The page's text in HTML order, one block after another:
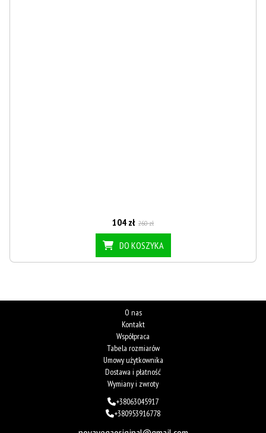
104 zł 260 zł
DO KOSZYKA
O nas
Kontakt
Współpraca
Tabela rozmiarów
Umowy użytkownika
Dostawa i płatność
Wymiany i zwroty
+38063045917
+380953916778